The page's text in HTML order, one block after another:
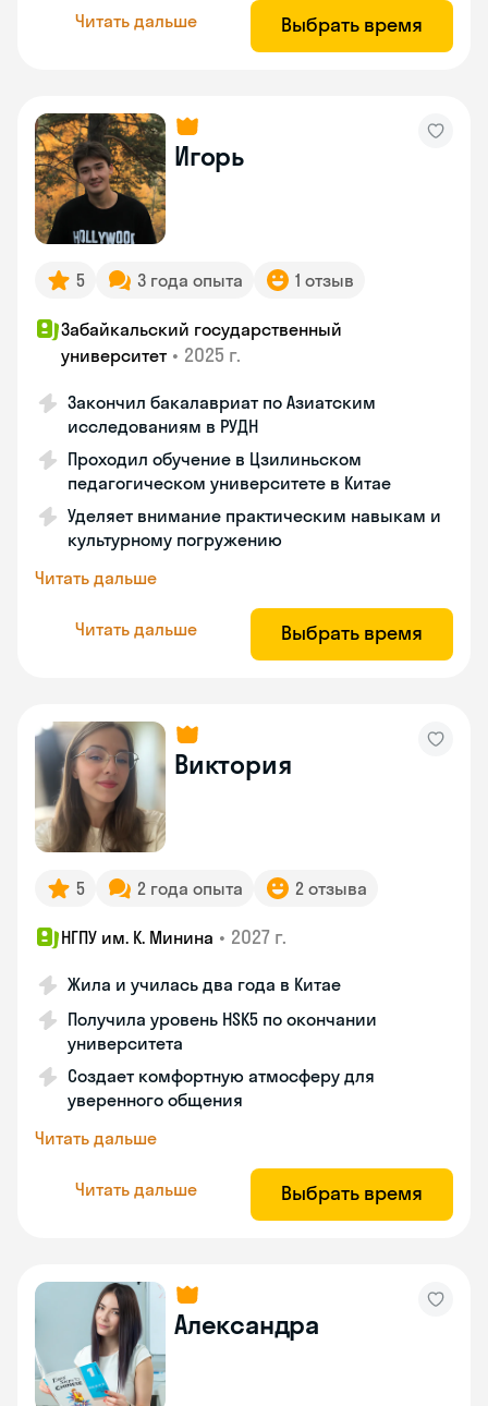
Читать дальше Выбрать время
Игорь
5 3 года опыта 1 отзыв
Забайкальский государственный
университет • 2025 г.
Закончил бакалавриат по Азиатским
исследованиям в РУДН
Проходил обучение в Цзилиньском
педагогическом университете в Китае
Уделяет внимание практическим навыкам и
культурному погружению
Читать дальше
Читать дальше Выбрать время
Виктория
5 2 года опыта 2 отзыва
НГПУ им. К. Минина • 2027 г.
Жила и училась два года в Китае
Получила уровень HSK5 по окончании
университета
Создает комфортную атмосферу для
уверенного общения
Читать дальше
Читать дальше Выбрать время
Александра